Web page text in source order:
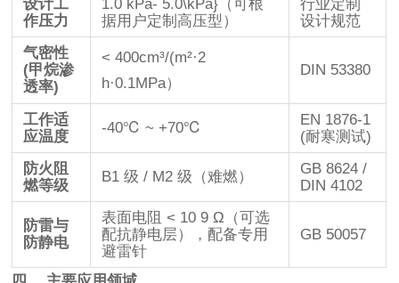
设计工
作压力
1.0 kPa- 5.0\kPa} （可根
据用户定制高压型）
行业定制
设计规范
气密性
(甲烷渗
透率)
< 400cm³/(m²·2
h·0.1MPa）
DIN 53380
工作适
应温度
-40℃ ~ +70℃
EN 1876-1
(耐寒测试)
防火阻
燃等级
B1 级 / M2 级（难燃）
GB 8624 /
DIN 4102
防雷与
防静电
表面电阻< 10 9 Ω （可选
配抗静电层），配备专用
避雷针
GB 50057